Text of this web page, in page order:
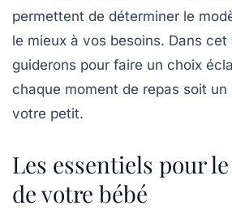
permettent de déterminer le
le mieux à vos besoins. Dans
guiderons pour faire un choix
chaque moment de repas soit un
votre petit.
Les essentiels pour
de votre bébé